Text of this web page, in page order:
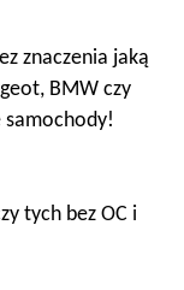
znaczenia jaką
BMW czy
samochody!
tych bez OC i